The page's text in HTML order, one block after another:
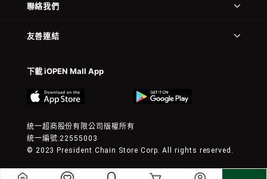
聯絡我們
友善連結
下載 iOPEN Mall App
統一超商股份有限公司版權所有
統一編號:22555003
© 2023 President Chain Store Corp. All rights reserved.